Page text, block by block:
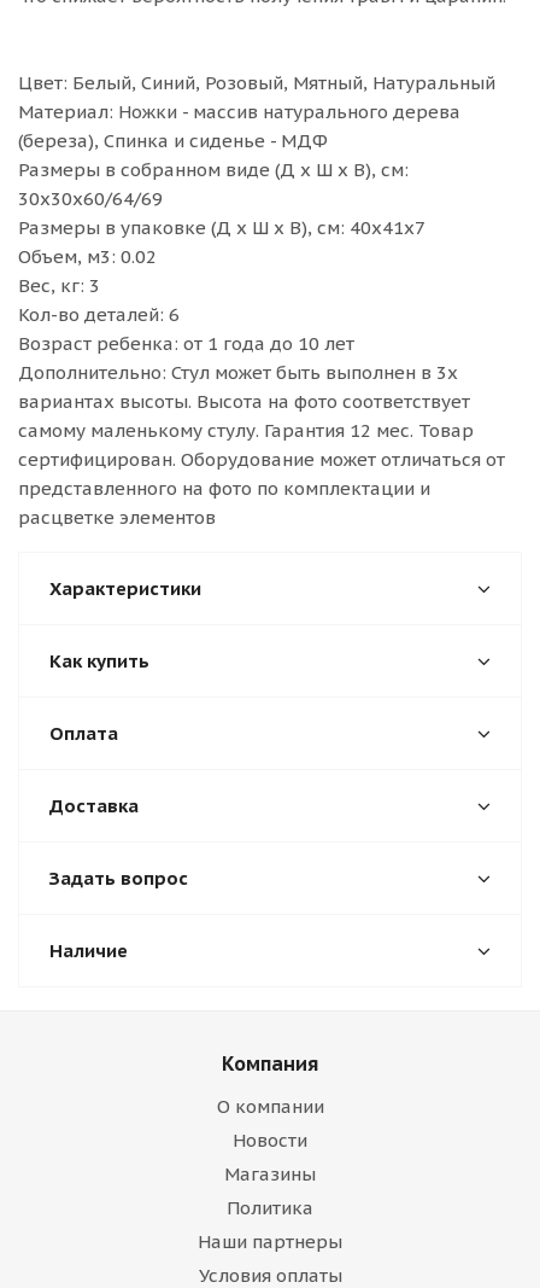
Цвет: Белый, Синий, Розовый, Мятный, Натуральный
Материал: Ножки - массив натурального дерева
(береза), Спинка и сиденье - МДФ
Размеры в собранном виде (Д х Ш х В), см:
30х30х60/64/69
Размеры в упаковке (Д х Ш х В), см: 40х41х7
Объем, м3: 0.02
Вес, кг: 3
Кол-во деталей: 6
Возраст ребенка: от 1 года до 10 лет
Дополнительно: Стул может быть выполнен в 3х
вариантах высоты. Высота на фото соответствует
самому маленькому стулу. Гарантия 12 мес. Товар
сертифицирован. Оборудование может отличаться от
представленного на фото по комплектации и
расцветке элементов
Характеристики
Как купить
Оплата
Доставка
Задать вопрос
Наличие
Компания
О компании
Новости
Магазины
Политика
Наши партнеры
Условия оплаты